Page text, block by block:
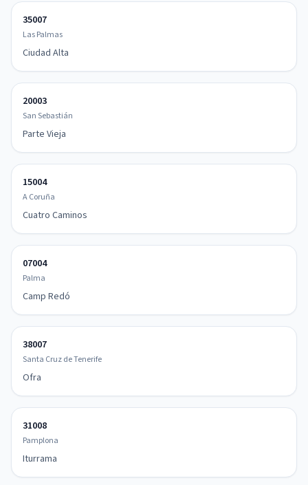
35007
Las Palmas
Ciudad Alta
20003
San Sebastián
Parte Vieja
15004
A Coruña
Cuatro Caminos
07004
Palma
Camp Redó
38007
Santa Cruz de Tenerife
Ofra
31008
Pamplona
Iturrama